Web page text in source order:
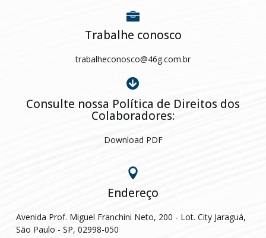
Trabalhe conosco
trabalheconosco@46g.com.br
Consulte nossa Política de Direitos dos
Colaboradores:
Download PDF
Endereço
Avenida Prof. Miguel Franchini Neto, 200 - Lot. City Jaraguá,
São Paulo - SP, 02998-050